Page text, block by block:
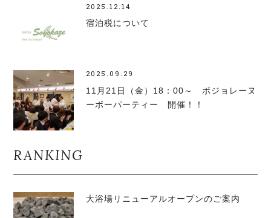
2025.12.14
宿泊税について
2025.09.29
11月21日（金）18：00～ ボジョレーヌ
ーボーパーティー 開催！！
RANKING
大浴場リニューアルオープンのご案内